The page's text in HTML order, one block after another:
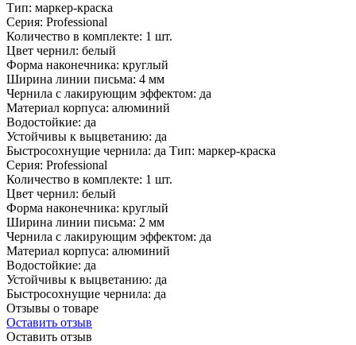
Тип: маркер-краска
Серия: Professional
Количество в комплекте: 1 шт.
Цвет чернил: белый
Форма наконечника: круглый
Ширина линии письма: 4 мм
Чернила с лакирующим эффектом: да
Материал корпуса: алюминий
Водостойкие: да
Устойчивы к выцветанию: да
Быстросохнущие чернила: да Тип: маркер-краска
Серия: Professional
Количество в комплекте: 1 шт.
Цвет чернил: белый
Форма наконечника: круглый
Ширина линии письма: 2 мм
Чернила с лакирующим эффектом: да
Материал корпуса: алюминий
Водостойкие: да
Устойчивы к выцветанию: да
Быстросохнущие чернила: да
Отзывы о товаре
Оставить отзыв
Оставить отзыв